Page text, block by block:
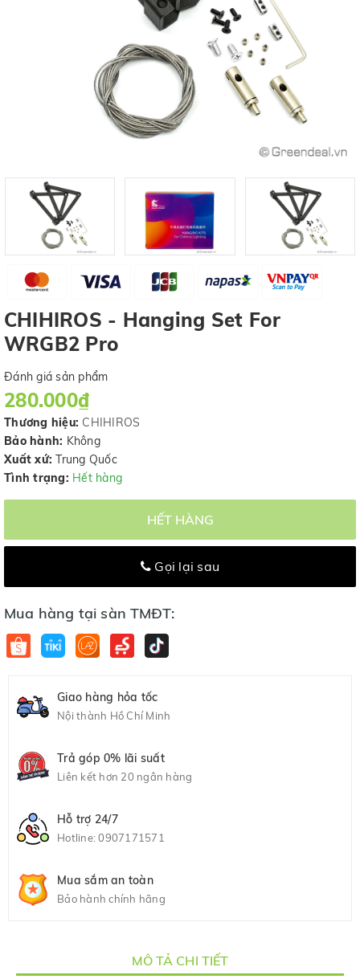
CHIHIROS - Hanging Set For
WRGB2 Pro
Đánh giá sản phẩm
280.000₫
Thương hiệu: CHIHIROS
Bảo hành: Không
Xuất xứ: Trung Quốc
Tình trạng: Hết hàng
HẾT HÀNG
Gọi lại sau
Mua hàng tại sàn TMĐT:
Giao hàng hỏa tốc
Nội thành Hồ Chí Minh
Trả góp 0% lãi suất
Liên kết hơn 20 ngân hàng
Hỗ trợ 24/7
Hotline:0907171571
Mua sắm an toàn
Bảo hành chính hãng
MÔ TẢ CHI TIẾT